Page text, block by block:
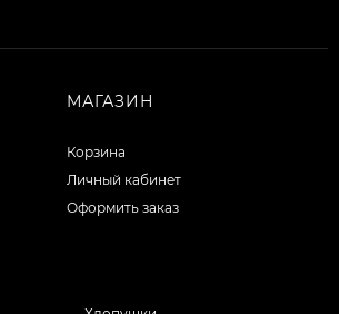
МАГАЗИН
Корзина
Личный кабинет
Оформить заказ